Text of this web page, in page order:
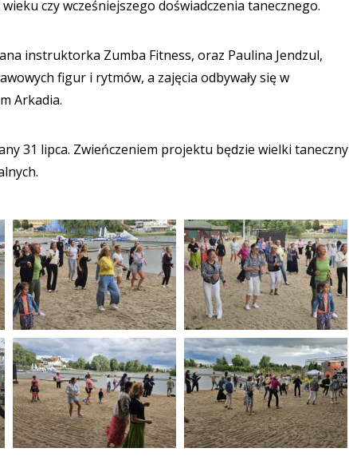
czy wcześniejszego doświadczenia tanecznego.
instruktorka Zumba Fitness, oraz Paulina Jendzul,
figur i rytmów, a zajęcia odbywały się w
Arkadia.
31 lipca. Zwieńczeniem projektu będzie wielki taneczny